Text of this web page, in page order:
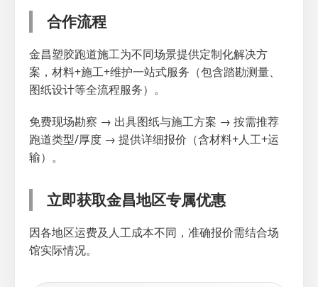
合作流程
金昌塑胶跑道施工为不同场景提供定制化解决方
案，材料+施工+维护一站式服务（包含踏勘测量、
图纸设计等全流程服务）。
免费现场勘察 → 出具图纸与施工方案 → 按需推荐
跑道类型/厚度 → 提供详细报价（含材料+人工+运
输）。
立即获取金昌地区专属优惠
因各地区运费及人工成本不同，准确报价需结合场
馆实际情况。